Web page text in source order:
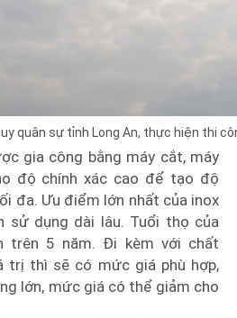
quân sự tỉnh Long An, thực hiện thi
gia công bằng máy cắt, máy
độ chính xác cao để tạo độ
đa. Ưu điểm lớn nhất của inox
sử dụng dài lâu. Tuổi thọ của
trên 5 năm. Đi kèm với chất
trị thì sẽ có mức giá phù hợp,
lớn, mức giá có thể giảm cho